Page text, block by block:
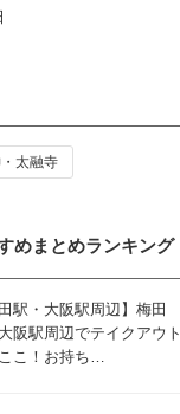
太融寺
めまとめランキング
田駅・大阪駅周辺】梅田
阪駅周辺でテイクアウト
こ！お持ち…